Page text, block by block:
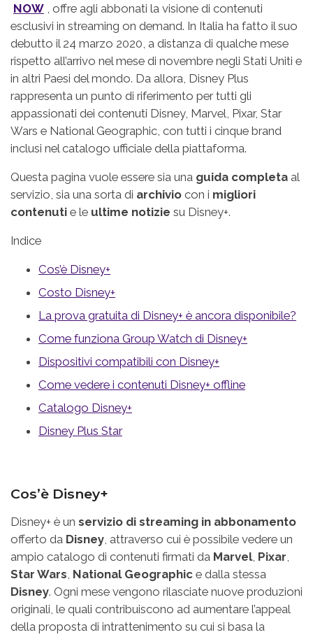
NOW , offre agli abbonati la visione di contenuti
esclusivi in streaming on demand. In Italia ha fatto il suo
debutto il 24 marzo 2020, a distanza di qualche mese
rispetto all’arrivo nel mese di novembre negli Stati Uniti e
in altri Paesi del mondo. Da allora, Disney Plus
rappresenta un punto di riferimento per tutti gli
appassionati dei contenuti Disney, Marvel, Pixar, Star
Wars e National Geographic, con tutti i cinque brand
inclusi nel catalogo ufficiale della piattaforma.
Questa pagina vuole essere sia una guida completa al
servizio, sia una sorta di archivio con i migliori
contenuti e le ultime notizie su Disney+.
Indice
Cos’è Disney+
Costo Disney+
La prova gratuita di Disney+ è ancora disponibile?
Come funziona Group Watch di Disney+
Dispositivi compatibili con Disney+
Come vedere i contenuti Disney+ offline
Catalogo Disney+
Disney Plus Star
Cos’è Disney+
Disney+ è un servizio di streaming in abbonamento
offerto da Disney , attraverso cui è possibile vedere un
ampio catalogo di contenuti firmati da Marvel, Pixar
Star Wars National Geographic e dalla stessa
Disney. Ogni mese vengono rilasciate nuove produzioni
originali, le quali contribuiscono ad aumentare l’appeal
della proposta di intrattenimento su cui si basa la